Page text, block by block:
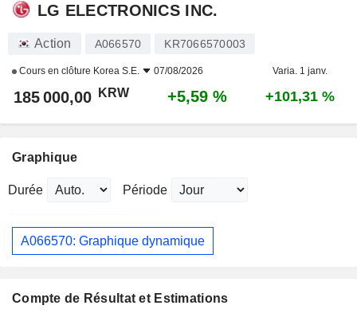
LG ELECTRONICS INC.
Action A066570 KR7066570003
Cours en clôture Korea S.E. 07/08/2026 Varia. 1 janv.
185 000,00 KRW +5,59 % +101,31 %
Graphique
Durée Période
A066570: Graphique dynamique
Compte de Résultat et Estimations